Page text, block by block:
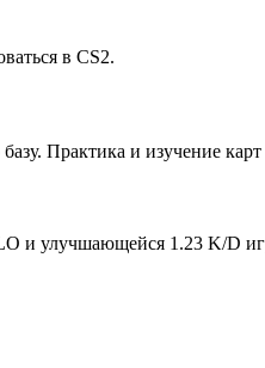
в CS2.
Практика и изучение карт
и улучшающейся 1.23 K/D